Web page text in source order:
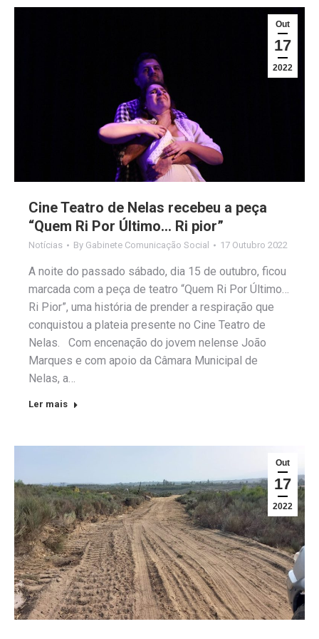
Out
17
2022
Cine Teatro de Nelas recebeu a peça
“Quem Ri Por Último… Ri pior”
Notícias By Gabinete Comunicação Social 17 Outubro 2022
A noite do passado sábado, dia 15 de outubro, ficou
marcada com a peça de teatro “Quem Ri Por Último…
Ri Pior”, uma história de prender a respiração que
conquistou a plateia presente no Cine Teatro de
Nelas. Com encenação do jovem nelense João
Marques e com apoio da Câmara Municipal de
Nelas, a…
Ler mais
Out
17
2022